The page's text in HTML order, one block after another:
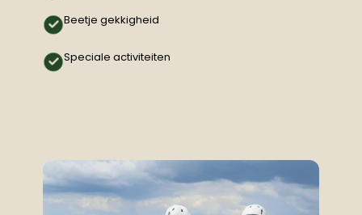
Beetje gekkigheid
Speciale activiteiten